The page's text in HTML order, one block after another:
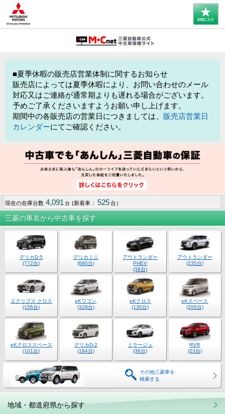
■夏季休暇の販売店営業体制に関するお知らせ
販売店によっては夏季休暇により、お問い合わせのメール
対応又はご連絡が通常期よりも遅れる場合がございます。
予めご了承くださいますようお願い申し上げます。
期間中の各販売店の営業日につきましては、 販売店営業日
カレンダーにてご確認ください。
現在の在庫台数 4,091 台 (新着車： 525 台）
三菱の車名から中古車を探す
デリカD:5
(772台)
デリカミニ
(680台)
アウトランダー
PHEV
(38台)
アウトランダー
(235台)
エクリプス クロス
(156台)
eKワゴン
(328台)
eKクロス
(130台)
eKスペース
(200台)
eKクロススペース
(101台)
デリカD:2
(184台)
ミラージュ
(36台)
RVR
(23台)
その他三菱車を
検索する
地域・都道府県から探す